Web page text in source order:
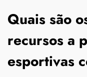
Quais são
recursos a
esportivas